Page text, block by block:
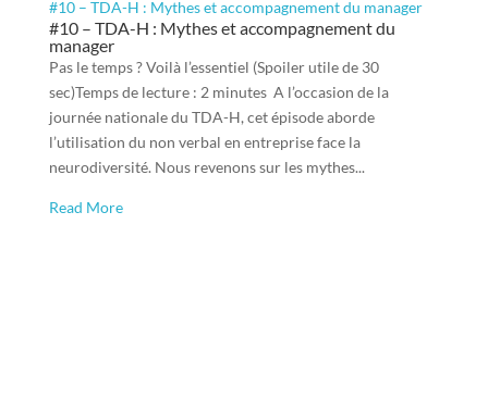
#10 – TDA-H : Mythes et accompagnement du manager
#10 – TDA-H : Mythes et accompagnement du
manager
Pas le temps ? Voilà l’essentiel (Spoiler utile de 30
sec)Temps de lecture : 2 minutes A l’occasion de la
journée nationale du TDA-H, cet épisode aborde
l’utilisation du non verbal en entreprise face la
neurodiversité. Nous revenons sur les mythes...
Read More